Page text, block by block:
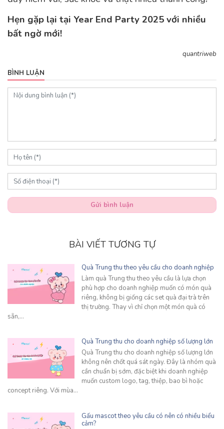
Hẹn gặp lại tại Year End Party 2025 với nhiều
bất ngờ mới!
quantriweb
BÌNH LUẬN
Gửi bình luận
BÀI VIẾT TƯƠNG TỰ
Quà Trung thu theo yêu cầu cho doanh nghiệp
Làm quà Trung thu theo yêu cầu là lựa chọn
phù hợp cho doanh nghiệp muốn có món quà
riêng, không bị giống các set quà đại trà trên
thị trường. Thay vì chỉ chọn một món quà có
sẵn,…
Quà Trung thu cho doanh nghiệp số lượng lớn
Quà Trung thu cho doanh nghiệp số lượng lớn
không nên chốt quá sát ngày. Đây là nhóm quà
cần chuẩn bị sớm, đặc biệt khi doanh nghiệp
muốn custom logo, tag, thiệp, bao bì hoặc
concept riêng. Với mùa…
Gấu mascot theo yêu cầu có nên có nhiều biểu
cảm?